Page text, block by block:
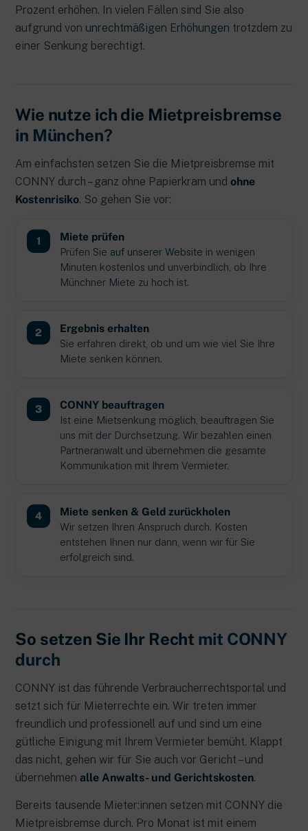
Prozent erhöhen. In vielen Fällen sind Sie also
aufgrund von unrechtmäßigen Erhöhungen trotzdem zu
einer Senkung berechtigt.
Wie nutze ich die Mietpreisbremse
in München?
Am einfachsten setzen Sie die Mietpreisbremse mit
CONNY durch – ganz ohne Papierkram und ohne
Kostenrisiko. So gehen Sie vor:
Miete prüfen
Prüfen Sie auf unserer Website in wenigen
Minuten kostenlos und unverbindlich, ob Ihre
Münchner Miete zu hoch ist.
Ergebnis erhalten
Sie erfahren direkt, ob und um wie viel Sie Ihre
Miete senken können.
CONNY beauftragen
Ist eine Mietsenkung möglich, beauftragen Sie
uns mit der Durchsetzung. Wir bezahlen einen
Partneranwalt und übernehmen die gesamte
Kommunikation mit Ihrem Vermieter.
Miete senken & Geld zurückholen
Wir setzen Ihren Anspruch durch. Kosten
entstehen Ihnen nur dann, wenn wir für Sie
erfolgreich sind.
So setzen Sie Ihr Recht mit CONNY
durch
CONNY ist das führende Verbraucherrechtsportal und
setzt sich für Mieterrechte ein. Wir treten immer
freundlich und professionell auf und sind um eine
gütliche Einigung mit Ihrem Vermieter bemüht. Klappt
das nicht, gehen wir für Sie auch vor Gericht – und
übernehmen alle Anwalts- und Gerichtskosten.
Bereits tausende Mieter:innen setzen mit CONNY die
Mietpreisbremse durch. Pro Monat ist mit einem